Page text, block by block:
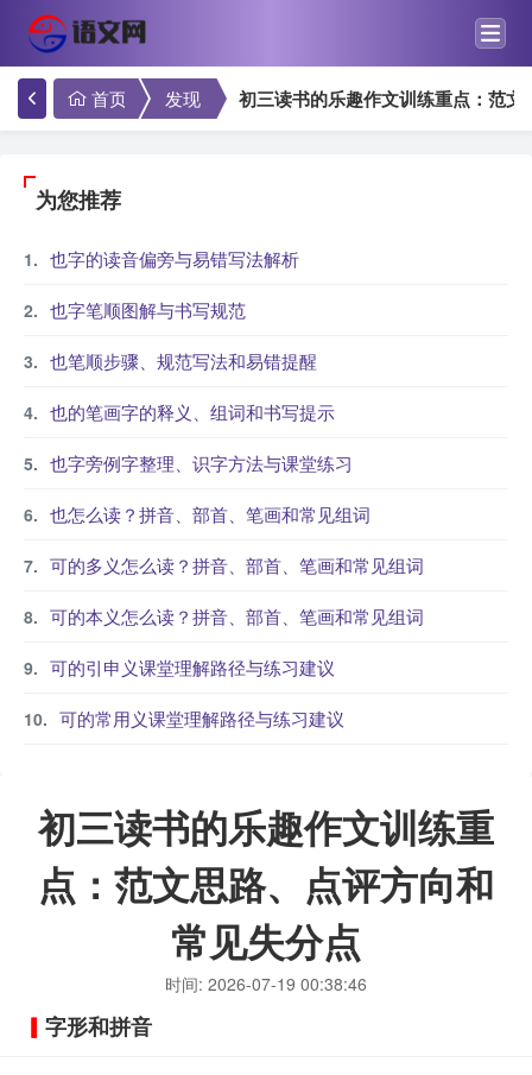
首页 发现 初三读书的乐趣作文训练重点：范
为您推荐
也字的读音偏旁与易错写法解析
也字笔顺图解与书写规范
也笔顺步骤、规范写法和易错提醒
也的笔画字的释义、组词和书写提示
也字旁例字整理、识字方法与课堂练习
也怎么读？拼音、部首、笔画和常见组词
可的多义怎么读？拼音、部首、笔画和常见组词
可的本义怎么读？拼音、部首、笔画和常见组词
可的引申义课堂理解路径与练习建议
可的常用义课堂理解路径与练习建议
初三读书的乐趣作文训练重
点：范文思路、点评方向和
常见失分点
时间: 2026-07-19 00:38:46
字形和拼音